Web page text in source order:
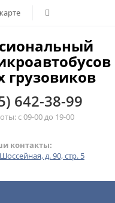
грузовиков
642-38-99
с 09-00 до 19-00
контакты:
д. 90, стр. 5